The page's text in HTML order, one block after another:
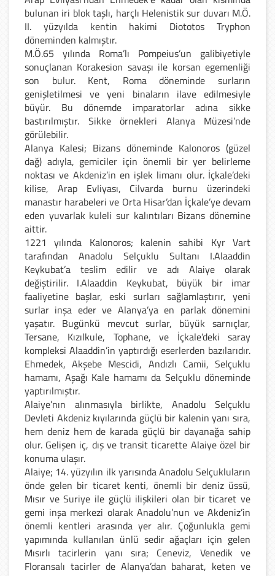
bulunan iri blok taşlı, harçlı Helenistik sur duvarı M.Ö.
II. yüzyılda kentin hakimi Diototos Tryphon
döneminden kalmıştır.
M.Ö.65 yılında Roma’lı Pompeius’un galibiyetiyle
sonuçlanan Korakesion savaşı ile korsan egemenliği
son bulur. Kent, Roma döneminde surların
genişletilmesi ve yeni binaların ilave edilmesiyle
büyür. Bu dönemde imparatorlar adına sikke
bastırılmıştır. Sikke örnekleri Alanya Müzesi’nde
görülebilir.
Alanya Kalesi; Bizans döneminde Kalonoros (güzel
dağ) adıyla, gemiciler için önemli bir yer belirleme
noktası ve Akdeniz’in en işlek limanı olur. İçkale’deki
kilise, Arap Evliyası, Cilvarda burnu üzerindeki
manastır harabeleri ve Orta Hisar’dan İçkale’ye devam
eden yuvarlak kuleli sur kalıntıları Bizans dönemine
aittir.
1221 yılında Kalonoros; kalenin sahibi Kyr Vart
tarafından Anadolu Selçuklu Sultanı I.Alaaddin
Keykubat’a teslim edilir ve adı Alaiye olarak
değiştirilir. I.Alaaddin Keykubat, büyük bir imar
faaliyetine başlar, eski surları sağlamlaştırır, yeni
surlar inşa eder ve Alanya’ya en parlak dönemini
yaşatır. Bugünkü mevcut surlar, büyük sarnıçlar,
Tersane, Kızılkule, Tophane, ve İçkale’deki saray
kompleksi Alaaddin’in yaptırdığı eserlerden bazılarıdır.
Ehmedek, Akşebe Mescidi, Andızlı Camii, Selçuklu
hamamı, Aşağı Kale hamamı da Selçuklu döneminde
yaptırılmıştır.
Alaiye’nın alınmasıyla birlikte, Anadolu Selçuklu
Devleti Akdeniz kıyılarında güçlü bir kalenin yanı sıra,
hem deniz hem de karada güçlü bir dayanağa sahip
olur. Gelişen iç, dış ve transit ticarette Alaiye özel bir
konuma ulaşır.
Alaiye; 14. yüzyılın ilk yarısında Anadolu Selçukluların
önde gelen bir ticaret kenti, önemli bir deniz üssü,
Mısır ve Suriye ile güçlü ilişkileri olan bir ticaret ve
gemi inşa merkezi olarak Anadolu’nun ve Akdeniz’in
önemli kentleri arasında yer alır. Çoğunlukla gemi
yapımında kullanılan ünlü sedir ağaçları için gelen
Mısırlı tacirlerin yanı sıra; Ceneviz, Venedik ve
Floransalı tacirler de Alanya’dan baharat, keten ve